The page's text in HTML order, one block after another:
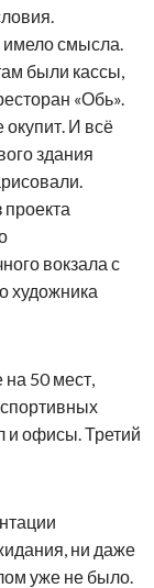
смысла.
были кассы,
«Обь».
И всё
здания
вокзала с
художника
50 мест,
и офисы. Третий
ни даже
уже не было.